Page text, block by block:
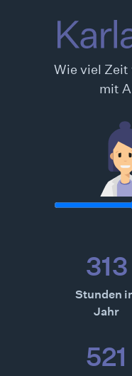
Wie viel
mit
313
Stunden
Jahr
521